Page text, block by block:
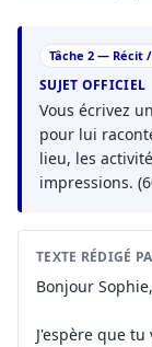
Tâche 2 — Récit
SUJET OFFICIEL
Vous écrivez
pour lui
lieu, les
impressions.
TEXTE RÉDIGÉ
Bonjour Sophie,
J'espère que